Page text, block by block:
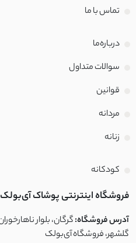
تماس با‌ ما
درباره‌ما
سوالات متداول
قوانین
مردانه
زنانه
کودکانه
فروشگاه اینترنتی پوشاک آی‌بولک
آدرس فروشگاه:
گلشهر، فروشگاه آی‌بولک